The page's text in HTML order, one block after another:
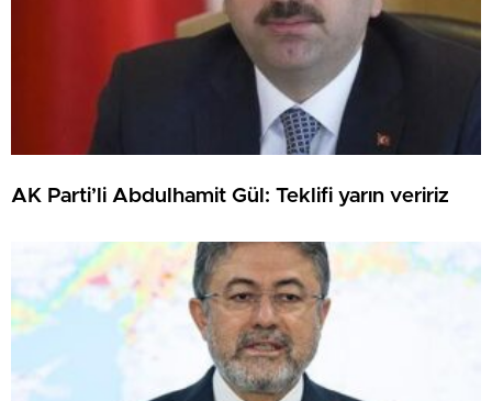
AK Parti’li Abdulhamit Gül: Teklifi yarın veririz